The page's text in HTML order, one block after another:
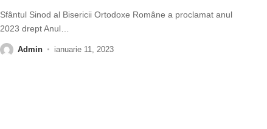
Sfântul Sinod al Bisericii Ortodoxe Române a proclamat anul
2023 drept Anul
Admin ianuarie 11, 2023